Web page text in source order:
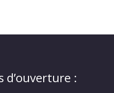
d’ouverture :